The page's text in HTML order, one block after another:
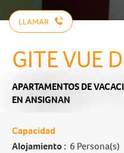
LLAMAR
GITE VUE
APARTAMENTOS DE
EN ANSIGNAN
Capacidad
Alojamiento : 6 Persona(s)